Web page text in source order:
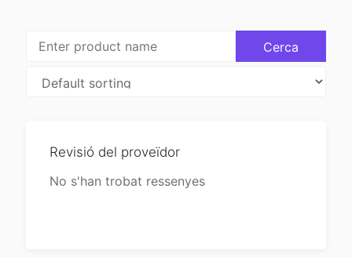
Revisió del proveïdor
No s'han trobat ressenyes